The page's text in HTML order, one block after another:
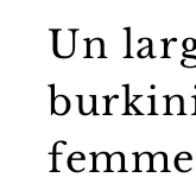
Un
femme